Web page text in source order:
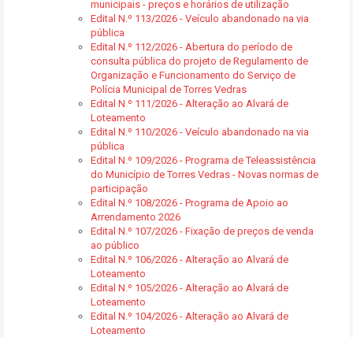
municipais - preços e horários de utilização
Edital N.º 113/2026 - Veículo abandonado na via
pública
Edital N.º 112/2026 - Abertura do período de
consulta pública do projeto de Regulamento de
Organização e Funcionamento do Serviço de
Polícia Municipal de Torres Vedras
Edital N.º 111/2026 - Alteração ao Alvará de
Loteamento
Edital N.º 110/2026 - Veículo abandonado na via
pública
Edital N.º 109/2026 - Programa de Teleassistência
do Município de Torres Vedras - Novas normas de
participação
Edital N.º 108/2026 - Programa de Apoio ao
Arrendamento 2026
Edital N.º 107/2026 - Fixação de preços de venda
ao público
Edital N.º 106/2026 - Alteração ao Alvará de
Loteamento
Edital N.º 105/2026 - Alteração ao Alvará de
Loteamento
Edital N.º 104/2026 - Alteração ao Alvará de
Loteamento